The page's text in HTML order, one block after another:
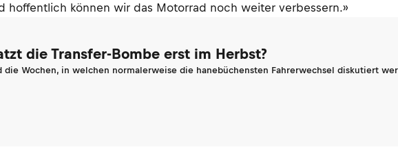
hoffentlich können wir das Motorrad noch weiter verbessern.»
die Transfer-Bombe erst im Herbst?
die Wochen, in welchen normalerweise die hanebüchensten Fahrerwechsel diskutiert